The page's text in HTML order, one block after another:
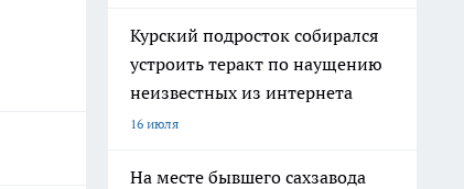
Курский подросток собирался
устроить теракт по наущению
неизвестных из интернета
16 июля
На месте бывшего сахзавода